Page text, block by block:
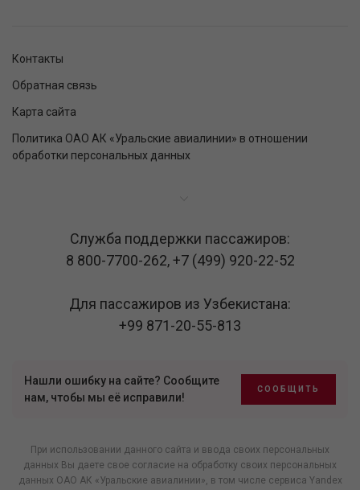
Контакты
Обратная связь
Карта сайта
Политика ОАО АК «Уральские авиалинии» в отношении
обработки персональных данных
Служба поддержки пассажиров:
8 800-7700-262,+7 (499) 920-22-52
Для пассажиров из Узбекистана:
+99 871-20-55-813
Нашли ошибку на сайте? Сообщите
нам, чтобы мы её исправили!
СООБЩИТЬ
При использовании данного сайта и ввода своих персональных
данных Вы даете свое согласие на обработку своих персональных
данных ОАО АК «Уральские авиалинии», в том числе сервиса Yandex